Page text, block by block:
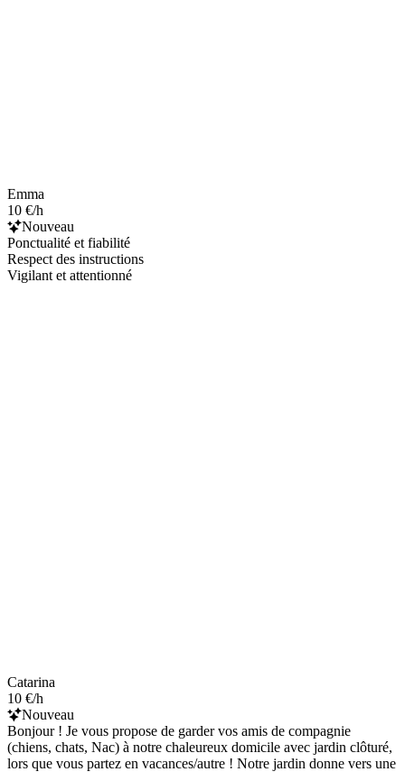
Emma
10 €/h
Nouveau
Ponctualité et fiabilité
Respect des instructions
Vigilant et attentionné
Catarina
10 €/h
Nouveau
Bonjour ! Je vous propose de garder vos amis de compagnie
(chiens, chats, Nac) à notre chaleureux domicile avec jardin clôturé,
lors que vous partez en vacances/autre ! Notre jardin donne vers une